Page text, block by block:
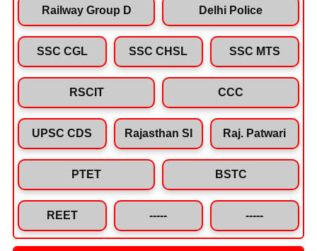
Railway Group D Delhi Police
SSC CGL SSC CHSL SSC MTS
RSCIT CCC
UPSC CDS Rajasthan SI Raj. Patwari
PTET BSTC
REET ----- -----